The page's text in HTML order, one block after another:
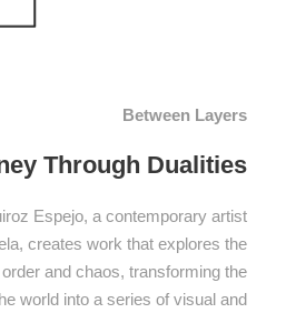
Between Layers
Through Dualities
Espejo, a contemporary artist
creates work that explores the
and chaos, transforming the
world into a series of visual and